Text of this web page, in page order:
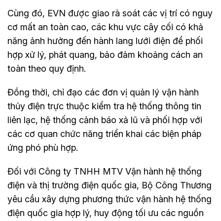
Cùng đó, EVN được giao rà soát các vị trí có nguy
cơ mất an toàn cao, các khu vực cây cối có khả
năng ảnh hưởng đến hành lang lưới điện để phối
hợp xử lý, phát quang, bảo đảm khoảng cách an
toàn theo quy định.
Đồng thời, chỉ đạo các đơn vị quản lý vận hành
thủy điện trực thuộc kiểm tra hệ thống thông tin
liên lạc, hệ thống cảnh báo xả lũ và phối hợp với
các cơ quan chức năng triển khai các biện pháp
ứng phó phù hợp.
Đối với Công ty TNHH MTV Vận hành hệ thống
điện và thị trường điện quốc gia, Bộ Công Thương
yêu cầu xây dựng phương thức vận hành hệ thống
điện quốc gia hợp lý, huy động tối ưu các nguồn